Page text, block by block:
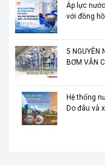
Áp lực
với đồng
5 NGUYÊN
BƠM VẪN
Hệ thống
Do đâu và